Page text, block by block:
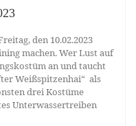
den 10.02.2023
machen. Wer Lust auf
an und taucht
Weißspitzenhai“ als
drei Kostüme
Unterwassertreiben